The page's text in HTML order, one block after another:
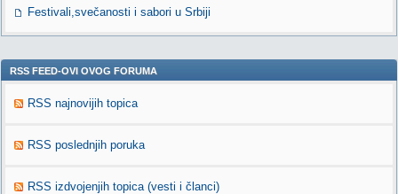
Festivali,svečanosti i sabori u Srbiji
RSS FEED-OVI OVOG FORUMA
RSS najnovijih topica
RSS poslednjih poruka
RSS izdvojenjih topica (vesti i članci)